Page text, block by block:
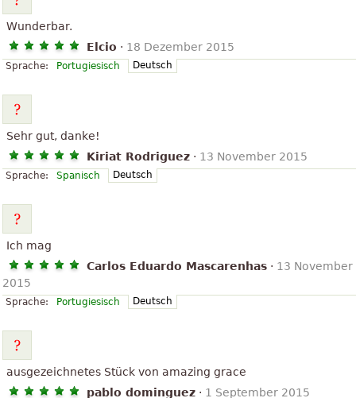
Wunderbar.
Elcio · 18 Dezember 2015
Sprache: Portugiesisch Deutsch
Sehr gut, danke!
Kiriat Rodriguez · 13 November 2015
Sprache: Spanisch Deutsch
Ich mag
Carlos Eduardo Mascarenhas · 13 November
2015
Sprache: Portugiesisch Deutsch
ausgezeichnetes Stück von amazing grace
pablo dominguez · 1 September 2015